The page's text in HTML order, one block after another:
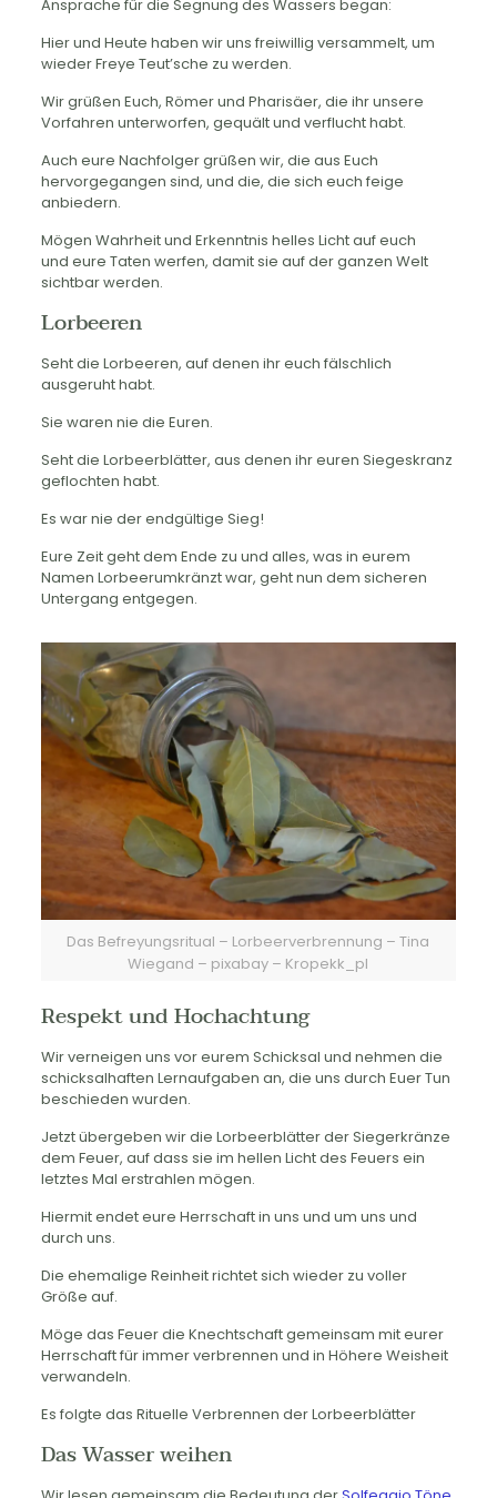
Ansprache für die Segnung des Wassers began:
Hier und Heute haben wir uns freiwillig versammelt, um
wieder Freye Teut’sche zu werden.
Wir grüßen Euch, Römer und Pharisäer, die ihr unsere
Vorfahren unterworfen, gequält und verflucht habt.
Auch eure Nachfolger grüßen wir, die aus Euch
hervorgegangen sind, und die, die sich euch feige
anbiedern.
Mögen Wahrheit und Erkenntnis helles Licht auf euch
und eure Taten werfen, damit sie auf der ganzen Welt
sichtbar werden.
Lorbeeren
Seht die Lorbeeren, auf denen ihr euch fälschlich
ausgeruht habt.
Sie waren nie die Euren.
Seht die Lorbeerblätter, aus denen ihr euren Siegeskranz
geflochten habt.
Es war nie der endgültige Sieg!
Eure Zeit geht dem Ende zu und alles, was in eurem
Namen Lorbeerumkränzt war, geht nun dem sicheren
Untergang entgegen.
Das Befreyungsritual – Lorbeerverbrennung – Tina
Wiegand – pixabay – Kropekk_pl
Respekt und Hochachtung
Wir verneigen uns vor eurem Schicksal und nehmen die
schicksalhaften Lernaufgaben an, die uns durch Euer Tun
beschieden wurden.
Jetzt übergeben wir die Lorbeerblätter der Siegerkränze
dem Feuer, auf dass sie im hellen Licht des Feuers ein
letztes Mal erstrahlen mögen.
Hiermit endet eure Herrschaft in uns und um uns und
durch uns.
Die ehemalige Reinheit richtet sich wieder zu voller
Größe auf.
Möge das Feuer die Knechtschaft gemeinsam mit eurer
Herrschaft für immer verbrennen und in Höhere Weisheit
verwandeln.
Es folgte das Rituelle Verbrennen der Lorbeerblätter
Das Wasser weihen